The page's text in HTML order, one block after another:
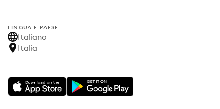
LINGUA E PAESE
Italiano
Italia